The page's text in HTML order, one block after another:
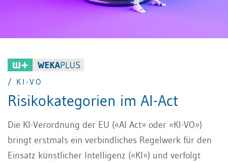
/ KI-VO
Risikokategorien im AI-Act
Die KI-Verordnung der EU («AI Act» oder «KI-VO»)
bringt erstmals ein verbindliches Regelwerk für den
Einsatz künstlicher Intelligenz («KI») und verfolgt